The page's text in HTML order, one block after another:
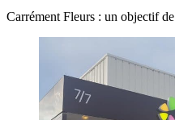
Carrément Fleurs : un objectif